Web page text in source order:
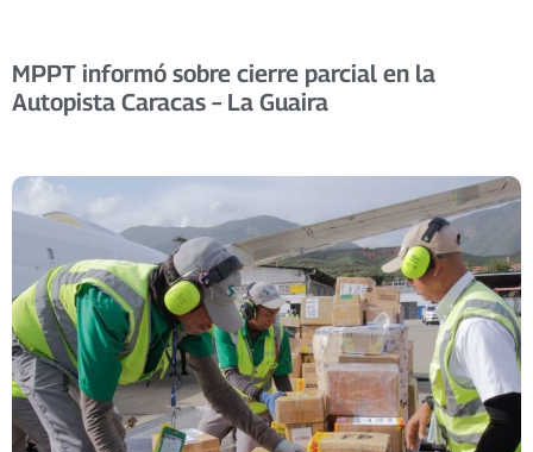
MPPT informó sobre cierre parcial en la
Autopista Caracas – La Guaira